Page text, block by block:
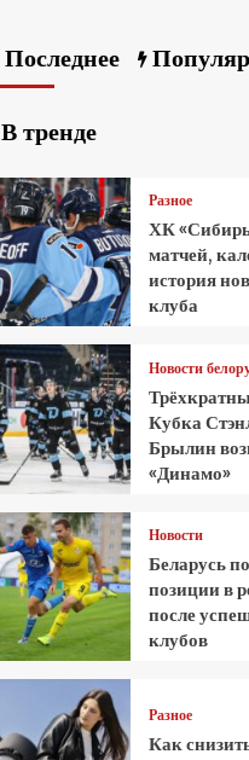
тренде
Разное
ХК
матчей,
история
клуба
Новости
Кубка
Брылин
«Динамо»
Новости
Беларусь
позиции в
после
клубов
Разное
Как